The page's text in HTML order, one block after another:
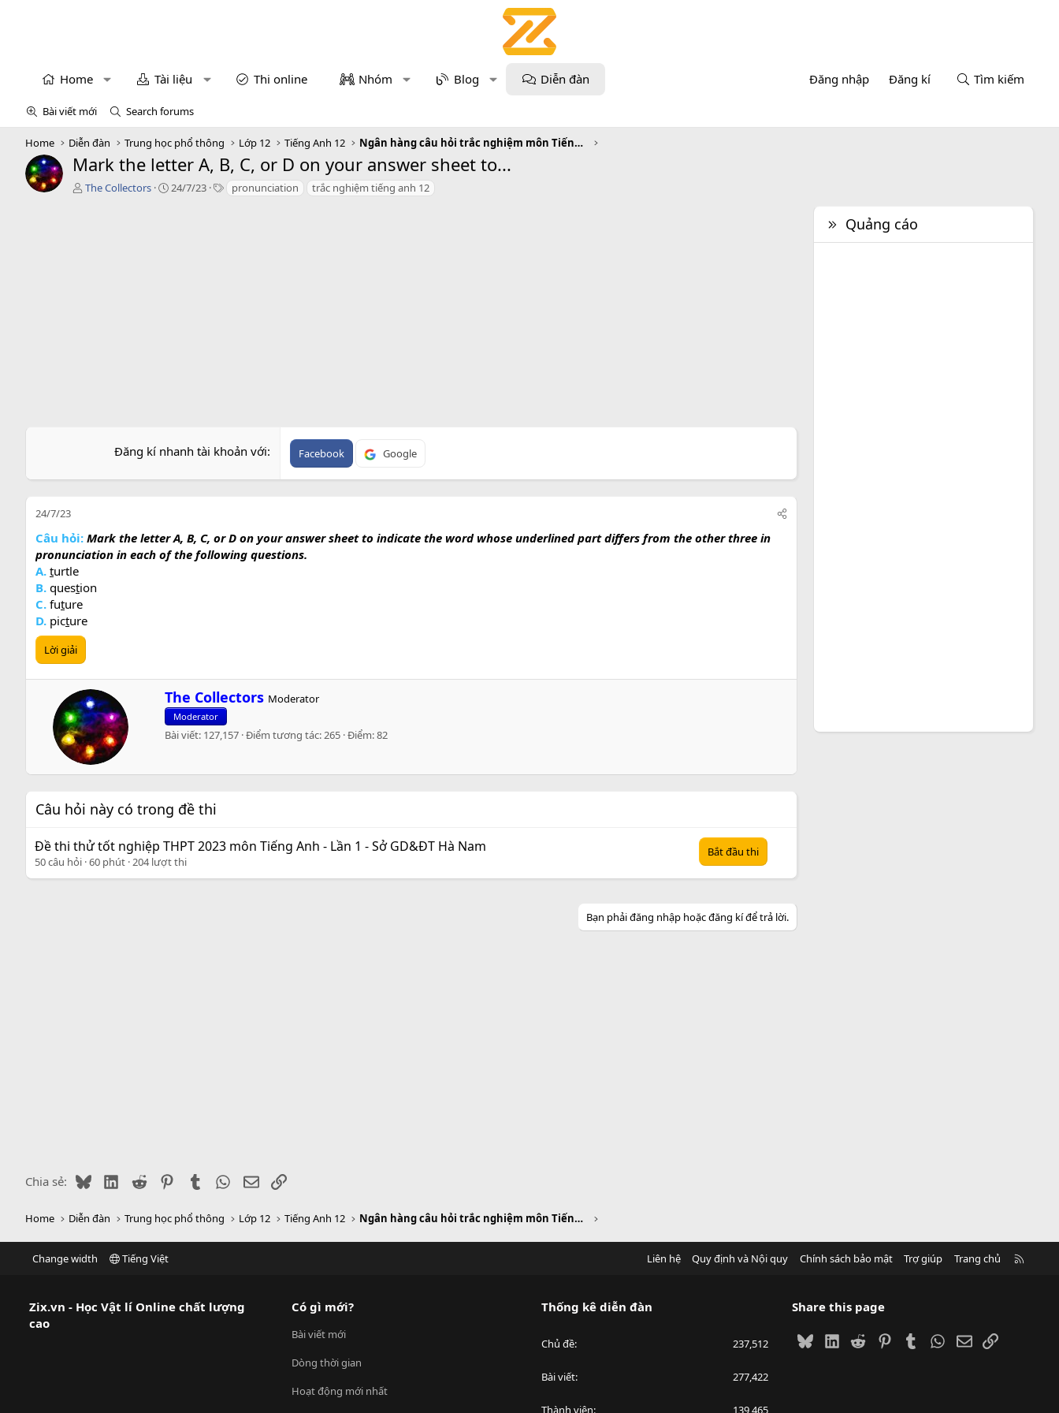
Home Tài liệu Thi online Nhóm Blog Diễn đàn Đăng nhập Đăng kí Tìm kiếm
Bài viết mới Search forums
Home Diễn đàn Trung học phổ thông Lớp 12 Tiếng Anh 12 Ngân hàng câu hỏi trắc nghiệm môn Tiếng Anh
Mark the letter A, B, C, or D on your answer sheet to...
T
The Collectors
C
24/7/23
T pronunciation trắc nghiệm tiếng anh 12
Đăng kí nhanh tài khoản với Facebook Google
24/7/23
Câu hỏi: Mark the letter A, B, C, or D on your answer sheet to indicate the word whose underlined part differs from the other three in
pronunciation in each of the following questions.
A. turtle
B. question
C. future
D. picture
Lời giải
W
r
i
t
n
y
The Collectors Moderator
Moderator
Bài viết 127,157 Điểm tương tác 265 Điểm 82
Câu hỏi này có trong đề thi
Đề thi thử tốt nghiệp THPT 2023 môn Tiếng Anh - Lần 1 - Sở GD&ĐT Hà Nam
50 câu hỏi 60 phút 204 lượt thi
Bắt đầu thi
Bạn phải đăng nhập hoặc đăng kí để trả lời.
Chia sẻ: BlueskyLinkedIn
Reddit PinterestTumblr WhatsApp
EmailLink
Quảng cáo
Home Diễn đàn Trung học phổ thông Lớp 12 Tiếng Anh 12 Ngân hàng câu hỏi trắc nghiệm môn Tiếng Anh
Change width Tiếng Việt Liên hệ Quy định và Nội quy Chính sách bảo mật Trợ giúp Trang chủ
Zix.vn - Học Vật lí Online chất lượng
cao
Có gì mới?
Bài viết mới
Dòng thời gian
Hoạt động mới nhất
Thống kê diễn đàn
Chủ đề 237,512
Bài viết 277,422
Thành viên 139,465
Share this page
BlueskyLinkedIn
Reddit PinterestTumblrWhatsApp
EmailLink